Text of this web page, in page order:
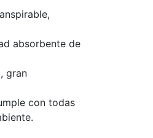
absorbente de
gran
con todas